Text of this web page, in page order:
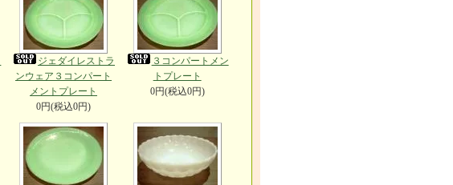
ジェダイレストラ
ンウェア３コンパート
メントプレート
0円(税込0円)
３コンパートメン
トプレート
0円(税込0円)